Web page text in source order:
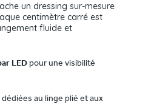
un dressing sur-mesure
centimètre carré est
fluide et
LED pour une visibilité
dédiées au linge plié et aux